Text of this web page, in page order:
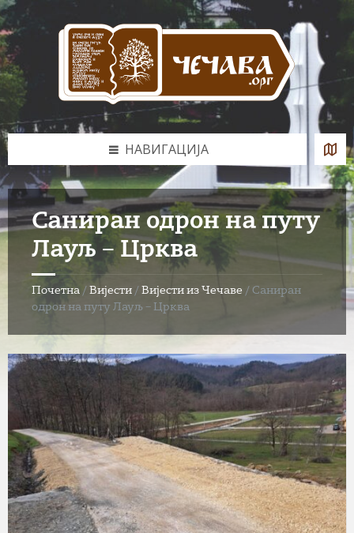
Skip
to
content
Skip
to
left
sidebar
Skip
to
footer
НАВИГАЦИЈА
Саниран одрон на путу
Лауљ – Црква
Почетна / Вијести / Вијести из Чечаве / Саниран
одрон на путу Лауљ – Црква